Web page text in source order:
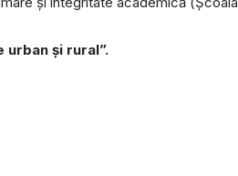
urban şi rural”.